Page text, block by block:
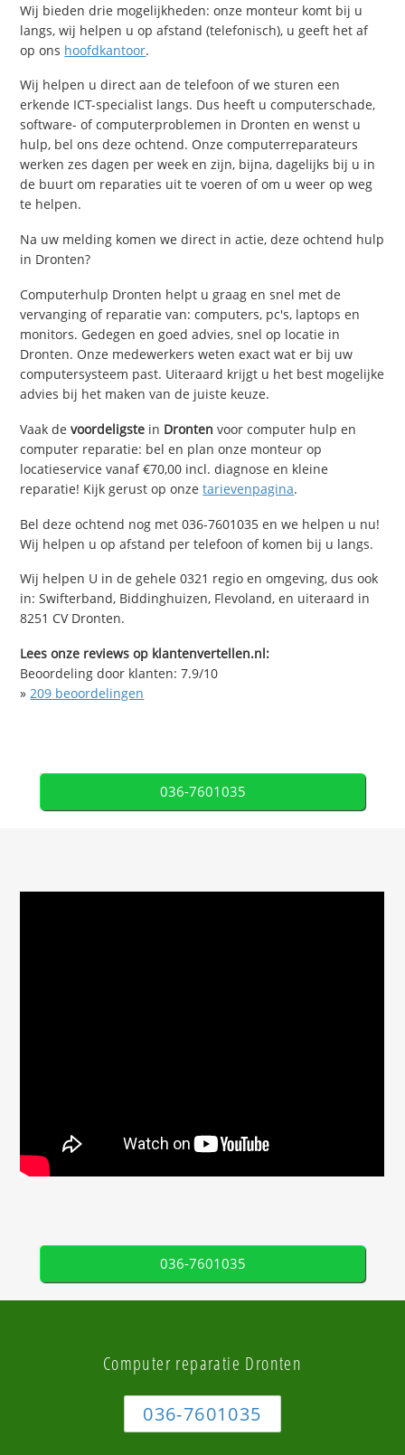
Wij bieden drie mogelijkheden: onze monteur komt bij u
langs, wij helpen u op afstand (telefonisch), u geeft het af
op ons hoofdkantoor.
Wij helpen u direct aan de telefoon of we sturen een
erkende ICT-specialist langs. Dus heeft u computerschade,
software- of computerproblemen in Dronten en wenst u
hulp, bel ons deze ochtend. Onze computerreparateurs
werken zes dagen per week en zijn, bijna, dagelijks bij u in
de buurt om reparaties uit te voeren of om u weer op weg
te helpen.
Na uw melding komen we direct in actie, deze ochtend hulp
in Dronten?
Computerhulp Dronten helpt u graag en snel met de
vervanging of reparatie van: computers, pc's, laptops en
monitors. Gedegen en goed advies, snel op locatie in
Dronten. Onze medewerkers weten exact wat er bij uw
computersysteem past. Uiteraard krijgt u het best mogelijke
advies bij het maken van de juiste keuze.
Vaak devoordeligste in Dronten voor computer hulp en
computer reparatie: bel en plan onze monteur op
locatieservice vanaf €70,00 incl. diagnose en kleine
reparatie! Kijk gerust op onzetarievenpagina.
Bel deze ochtend nog met 036-7601035 en we helpen u nu!
Wij helpen u op afstand per telefoon of komen bij u langs.
Wij helpen U in de gehele 0321 regio en omgeving, dus ook
in: Swifterband, Biddinghuizen, Flevoland, en uiteraard in
8251 CV Dronten.
Lees onze reviews op klantenvertellen.nl:
Beoordeling door klanten:7.9/10
»209 beoordelingen
036-7601035
036-7601035
Computer reparatie Dronten
036-7601035